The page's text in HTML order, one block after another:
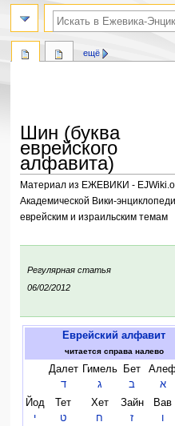
Шин (буква
еврейского
алфавита)
Материал из ЕЖЕВИКИ -
Академической Вики-
еврейским и израильским темам
Перейти
навигации
Перейти
поиску
Регулярная статья
06/02/2012
Еврейский алфавит
читается справа налево
א
Бет
ב
Гимель
ג
Далет
ד
Вав
ו
Зайн
ז
Хет
ח
Тет
ט
Йод
י
ещё
поиск по словам